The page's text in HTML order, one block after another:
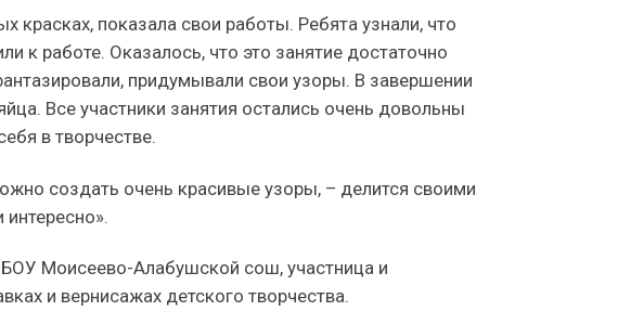
красках, показала свои работы. Ребята узнали, что
к работе. Оказалось, что это занятие достаточно
придумывали свои узоры. В завершении
Все участники занятия остались очень довольны
в творчестве.
создать очень красивые узоры, – делится своими
Моисеево-Алабушской сош, участница и
и вернисажах детского творчества.